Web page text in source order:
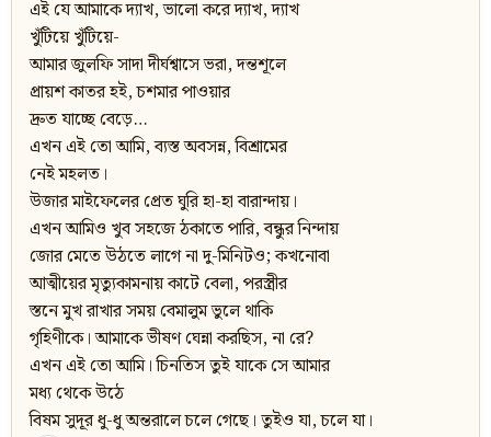
এই যে আমাকে দ্যাখ, ভালো করে দ্যাখ, দ্যাখ
খুঁটিয়ে খুঁটিয়ে-
আমার জুলফি সাদা দীর্ঘশ্বাসে ভরা, দন্তশূলে
প্রায়শ কাতর হই, চশমার পাওয়ার
দ্রুত যাচ্ছে বেড়ে…
এখন এই তো আমি, ব্যস্ত অবসন্ন, বিশ্রামের
নেই মহলত।
উজার মাইফেলের প্রেত ঘুরি হা-হা বারান্দায়।
এখন আমিও খুব সহজে ঠকাতে পারি, বন্ধুর নিন্দায়
জোর মেতে উঠতে লাগে না দু-মিনিটও; কখনোবা
আত্মীয়ের মৃত্যুকামনায় কাটে বেলা, পরস্ত্রীর
স্তনে মুখ রাখার সময় বেমালুম ভুলে থাকি
গৃহিণীকে। আমাকে ভীষণ ঘেন্না করছিস, না রে?
এখন এই তো আমি। চিনতিস তুই যাকে সে আমার
মধ্য থেকে উঠে
বিষম সুদূর ধু-ধু অন্তরালে চলে গেছে। তুইও যা, চলে যা।